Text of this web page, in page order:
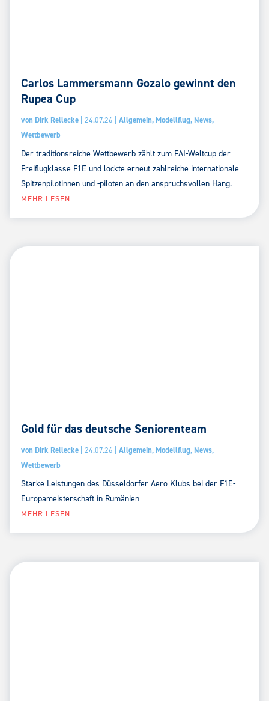
Carlos Lammersmann Gozalo gewinnt den
Rupea Cup
von Dirk Rellecke 24.07.26 Allgemein, Modellflug, News,
Wettbewerb
Der traditionsreiche Wettbewerb zählt zum FAI-Weltcup der
Freiflugklasse F1E und lockte erneut zahlreiche internationale
Spitzenpilotinnen und -piloten an den anspruchsvollen Hang.
MEHR LESEN
Gold für das deutsche Seniorenteam
von Dirk Rellecke 24.07.26 Allgemein, Modellflug, News,
Wettbewerb
Starke Leistungen des Düsseldorfer Aero Klubs bei der F1E-
Europameisterschaft in Rumänien
MEHR LESEN